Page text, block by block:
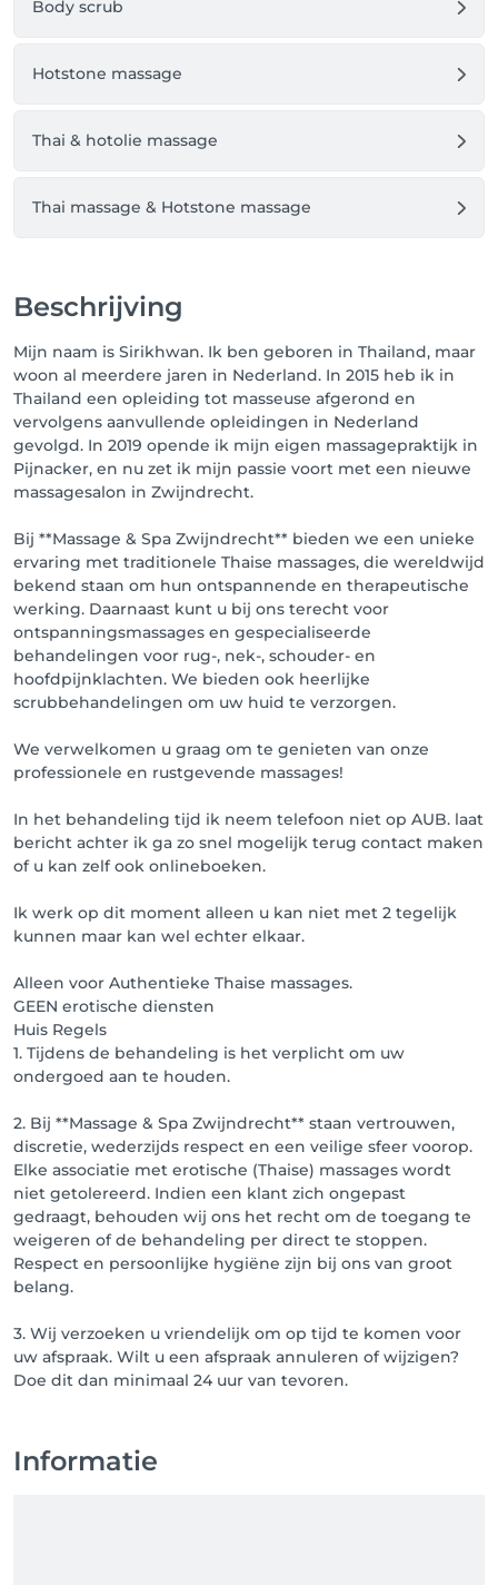
Body scrub
Hotstone massage
Thai & hotolie massage
Thai massage & Hotstone massage
Beschrijving
Mijn naam is Sirikhwan. Ik ben geboren in Thailand, maar
woon al meerdere jaren in Nederland. In 2015 heb ik in
Thailand een opleiding tot masseuse afgerond en
vervolgens aanvullende opleidingen in Nederland
gevolgd. In 2019 opende ik mijn eigen massagepraktijk in
Pijnacker, en nu zet ik mijn passie voort met een nieuwe
massagesalon in Zwijndrecht.
Bij **Massage & Spa Zwijndrecht** bieden we een unieke
ervaring met traditionele Thaise massages, die wereldwijd
bekend staan om hun ontspannende en therapeutische
werking. Daarnaast kunt u bij ons terecht voor
ontspanningsmassages en gespecialiseerde
behandelingen voor rug-, nek-, schouder- en
hoofdpijnklachten. We bieden ook heerlijke
scrubbehandelingen om uw huid te verzorgen.
We verwelkomen u graag om te genieten van onze
professionele en rustgevende massages!
In het behandeling tijd ik neem telefoon niet op AUB. laat
bericht achter ik ga zo snel mogelijk terug contact maken
of u kan zelf ook onlineboeken.
Ik werk op dit moment alleen u kan niet met 2 tegelijk
kunnen maar kan wel echter elkaar.
Alleen voor Authentieke Thaise massages.
GEEN erotische diensten
Huis Regels
1. Tijdens de behandeling is het verplicht om uw
ondergoed aan te houden.
2. Bij **Massage & Spa Zwijndrecht** staan vertrouwen,
discretie, wederzijds respect en een veilige sfeer voorop.
Elke associatie met erotische (Thaise) massages wordt
niet getolereerd. Indien een klant zich ongepast
gedraagt, behouden wij ons het recht om de toegang te
weigeren of de behandeling per direct te stoppen.
Respect en persoonlijke hygiëne zijn bij ons van groot
belang.
3. Wij verzoeken u vriendelijk om op tijd te komen voor
uw afspraak. Wilt u een afspraak annuleren of wijzigen?
Informatie